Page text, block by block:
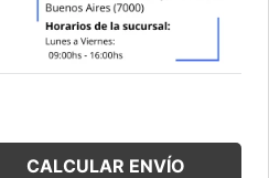
CALCULAR ENVÍO